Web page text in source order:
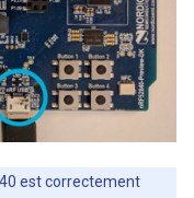
est correctement